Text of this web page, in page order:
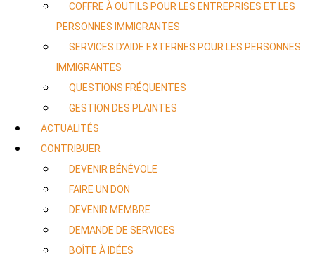
COFFRE À OUTILS POUR LES ENTREPRISES ET LES
PERSONNES IMMIGRANTES
SERVICES D’AIDE EXTERNES POUR LES PERSONNES
IMMIGRANTES
QUESTIONS FRÉQUENTES
GESTION DES PLAINTES
ACTUALITÉS
CONTRIBUER
DEVENIR BÉNÉVOLE
FAIRE UN DON
DEVENIR MEMBRE
DEMANDE DE SERVICES
BOÎTE À IDÉES